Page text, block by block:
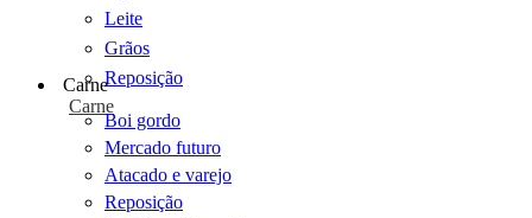
Leite
Grãos
Reposição
Carne
Carne
Boi gordo
Mercado futuro
Atacado e varejo
Reposição